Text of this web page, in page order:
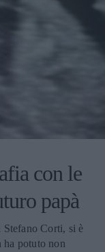
con le
papà
Stefano Corti, si è
ha potuto non